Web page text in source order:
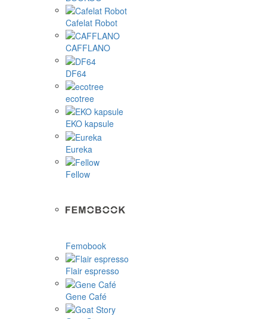
Cafelat Robot
CAFFLANO
DF64
ecotree
EKO kapsule
Eureka
Fellow
Femobook
Flair espresso
Gene Café